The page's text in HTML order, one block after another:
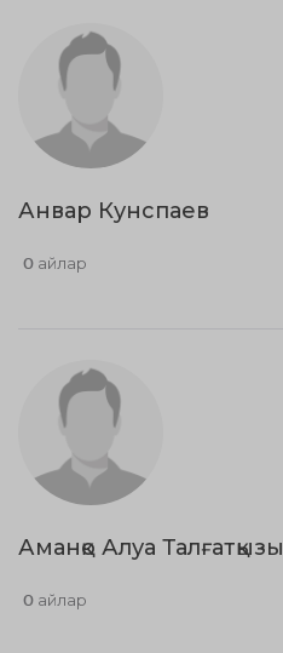
Анвар Кунспаев
0 айлар
Аманқо Алуа Талғатқызы
0 айлар